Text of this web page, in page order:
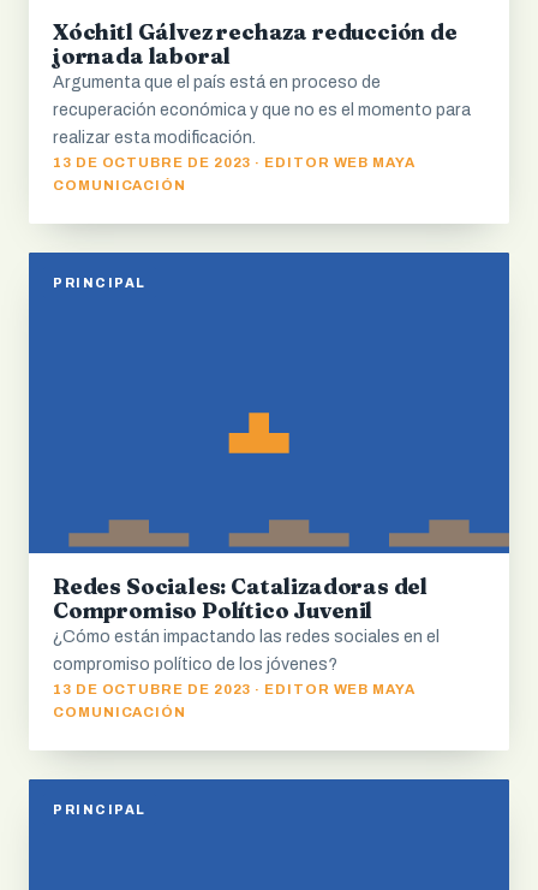
Xóchitl Gálvez rechaza reducción de
jornada laboral
Argumenta que el país está en proceso de
recuperación económica y que no es el momento para
realizar esta modificación.
13 DE OCTUBRE DE 2023 · EDITOR WEB MAYA
COMUNICACIÓN
PRINCIPAL
Redes Sociales: Catalizadoras del
Compromiso Político Juvenil
¿Cómo están impactando las redes sociales en el
compromiso político de los jóvenes?
13 DE OCTUBRE DE 2023 · EDITOR WEB MAYA
COMUNICACIÓN
PRINCIPAL